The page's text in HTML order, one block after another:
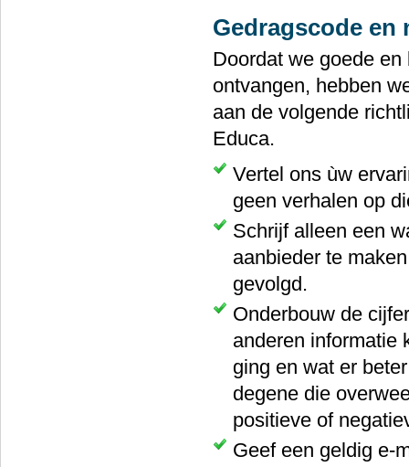
Gedragscode en
Doordat we goede
ontvangen, hebben
aan de volgende
Educa.
Vertel ons ùw
geen verhalen op
Schrijf alleen een
aanbieder te
gevolgd.
Onderbouw de
anderen informatie
ging en wat er
degene die
positieve of
Geef een geldig e-